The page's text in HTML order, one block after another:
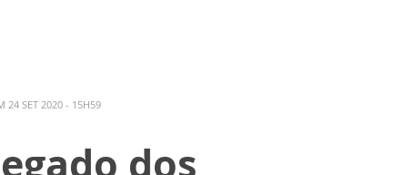
24 SET 2020 - 15H59
dos